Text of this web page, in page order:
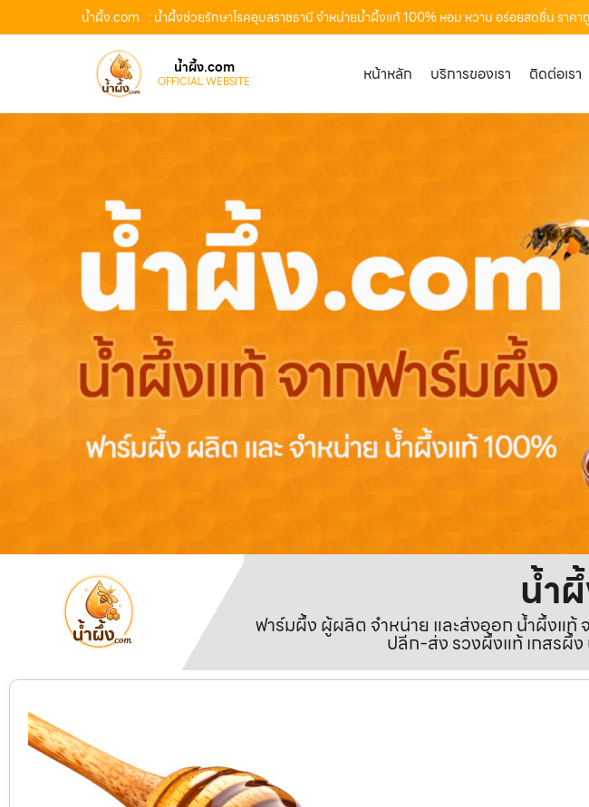
น้ำผึ้ง.com : น้ำผึ้งช่วยรักษาโรคอุบลราชธานี จำหน่ายน้ำผึ้งแท้ 100% หอม หวาน อร่อยสดชื่น ราคา
น้ำผึ้ง.com
OFFICIAL WEBSITE หน้าหลัก บริการของเรา ติดต่อเรา
น้ำ
ฟาร์มผึ้ง ผู้ผลิต จำหน่าย และส่งออก น้ำผึ้งแ
ปลีก-ส่ง รวงผึ้งแท้ เกสรผึ้